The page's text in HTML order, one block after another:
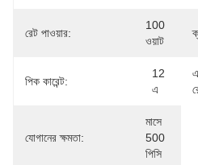
রেট পাওয়ার:
100
ওয়াট
পিক কারেন্ট:
12
এ
যোগানের ক্ষমতা:
মাসে
500
পিসি